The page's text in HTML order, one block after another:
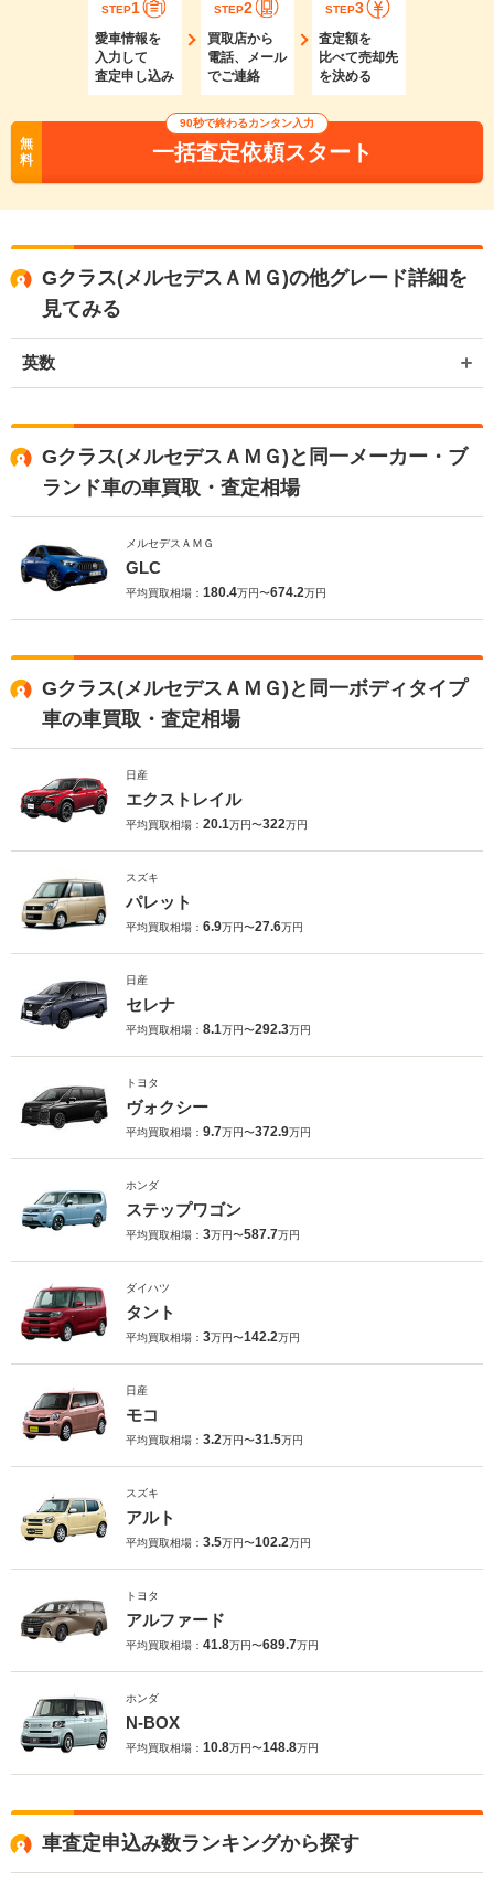
STEP1
愛車情報を
入力して
査定申し込み
STEP2
買取店から
電話、メール
でご連絡
STEP3
査定額を
比べて売却先
を決める
無
料
90秒で終わるカンタン入力
一括査定依頼スタート
Gクラス(メルセデスＡＭＧ)の他グレード詳細を
見てみる
英数
Gクラス(メルセデスＡＭＧ)と同一メーカー・ブ
ランド車の車買取・査定相場
メルセデスＡＭＧ
GLC
平均買取相場： 180.4万円〜674.2万円
Gクラス(メルセデスＡＭＧ)と同一ボディタイプ
車の車買取・査定相場
日産
エクストレイル
平均買取相場： 20.1万円〜322万円
スズキ
パレット
平均買取相場： 6.9万円〜27.6万円
日産
セレナ
平均買取相場： 8.1万円〜292.3万円
トヨタ
ヴォクシー
平均買取相場： 9.7万円〜372.9万円
ホンダ
ステップワゴン
平均買取相場： 3万円〜587.7万円
ダイハツ
タント
平均買取相場： 3万円〜142.2万円
日産
モコ
平均買取相場： 3.2万円〜31.5万円
スズキ
アルト
平均買取相場： 3.5万円〜102.2万円
トヨタ
アルファード
平均買取相場： 41.8万円〜689.7万円
ホンダ
N-BOX
平均買取相場： 10.8万円〜148.8万円
車査定申込み数ランキングから探す